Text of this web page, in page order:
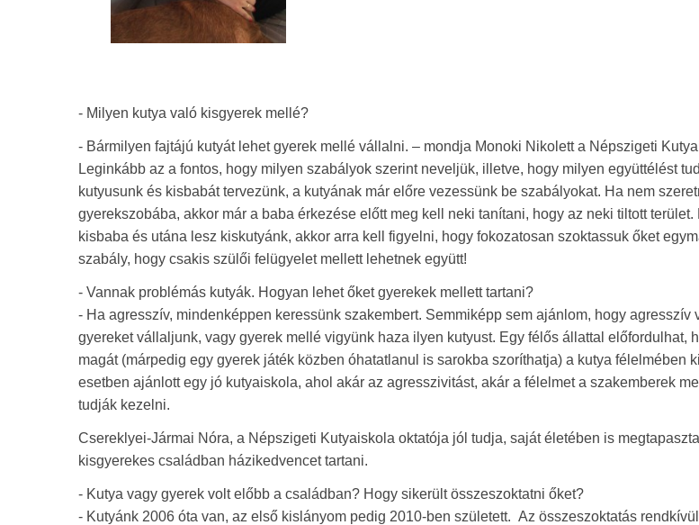
- Milyen kutya való kisgyerek mellé?
- Bármilyen fajtájú kutyát lehet gyerek mellé vállalni. – mondja Monoki Nikolett a Népszigeti
Leginkább az a fontos, hogy milyen szabályok szerint neveljük, illetve, hogy milyen együttélést
kutyusunk és kisbabát tervezünk, a kutyának már előre vezessünk be szabályokat. Ha nem
gyerekszobába, akkor már a baba érkezése előtt meg kell neki tanítani, hogy az neki tiltott terület.
kisbaba és utána lesz kiskutyánk, akkor arra kell figyelni, hogy fokozatosan szoktassuk őket
szabály, hogy csakis szülői felügyelet mellett lehetnek együtt!
- Vannak problémás kutyák. Hogyan lehet őket gyerekek mellett tartani?
- Ha agresszív, mindenképpen keressünk szakembert. Semmiképp sem ajánlom, hogy agresszív
gyereket vállaljunk, vagy gyerek mellé vigyünk haza ilyen kutyust. Egy félős állattal előfordulhat,
magát (márpedig egy gyerek játék közben óhatatlanul is sarokba szoríthatja) a kutya félelmében
esetben ajánlott egy jó kutyaiskola, ahol akár az agresszivitást, akár a félelmet a szakemberek
tudják kezelni.
Csereklyei-Jármai Nóra, a Népszigeti Kutyaiskola oktatója jól tudja, saját életében is
kisgyerekes családban házikedvencet tartani.
- Kutya vagy gyerek volt előbb a családban? Hogy sikerült összeszoktatni őket?
- Kutyánk 2006 óta van, az első kislányom pedig 2010-ben született. Az összeszoktatás